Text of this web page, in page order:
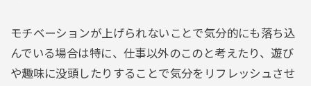
モチベーションが上げられないことで気分的にも落ち込
んでいる場合は特に、仕事以外のこのと考えたり、遊び
や趣味に没頭したりすることで気分をリフレッシュさせ